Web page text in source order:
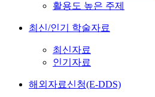
활용도 높은 주제
최신/인기 학술자료
최신자료
인기자료
해외자료신청(E-DDS)